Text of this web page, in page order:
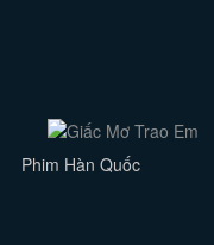
Phim Hàn Quốc